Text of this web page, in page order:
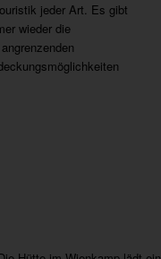
jeder Art. Es gibt
wieder die